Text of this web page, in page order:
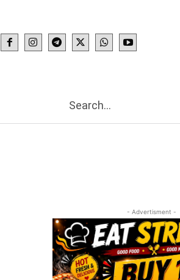
WEB STORIES More
Search...
- Advertisment -